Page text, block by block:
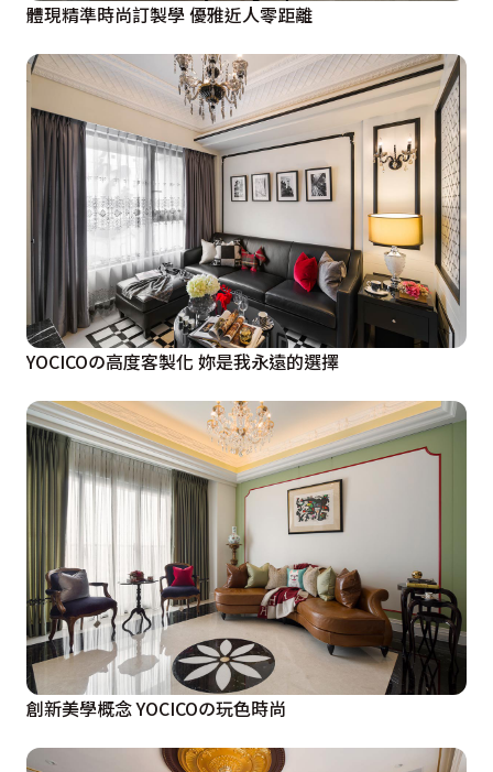
體現精準時尚訂製學 優雅近人零距離
YOCICOの高度客製化 妳是我永遠的選擇
創新美學概念 YOCICOの玩色時尚